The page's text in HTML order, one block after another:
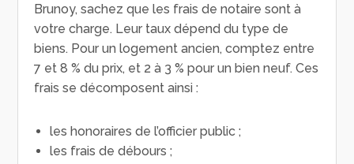
Brunoy, sachez que les frais de notaire sont à
votre charge. Leur taux dépend du type de
biens. Pour un logement ancien, comptez entre
7 et 8 % du prix, et 2 à 3 % pour un bien neuf. Ces
frais se décomposent ainsi :
les honoraires de l’officier public ;
les frais de débours ;